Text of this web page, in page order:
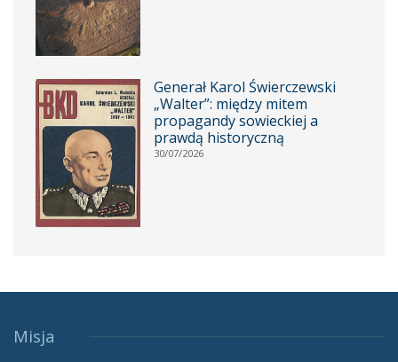
Generał Karol Świerczewski
„Walter”: między mitem
propagandy sowieckiej a
prawdą historyczną
30/07/2026
Misja